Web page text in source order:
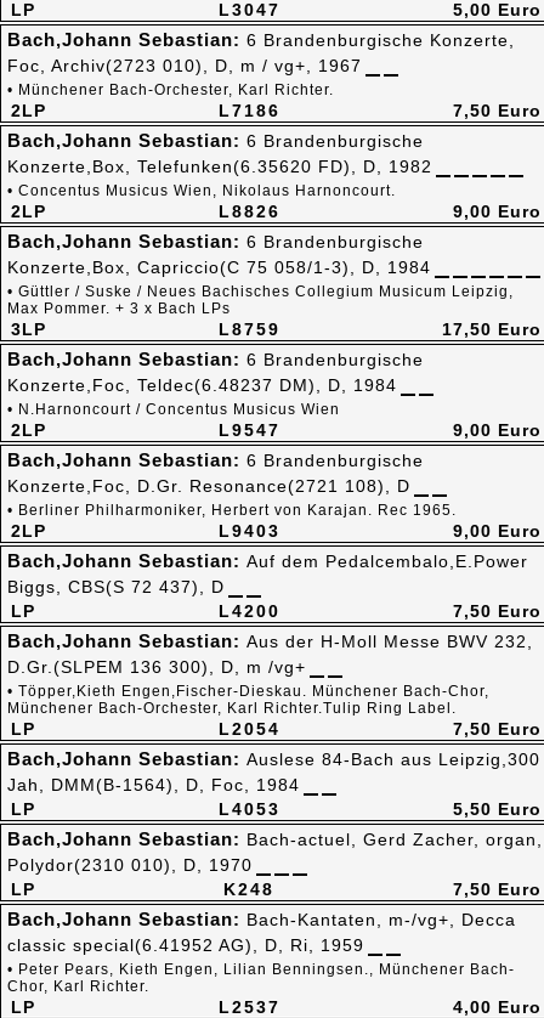
L3047
LP 5,00 Euro
L7186
2LP
Bach,Johann Sebastian: 6 Brandenburgische Konzerte,
Foc, Archiv(2723 010), D, m / vg+, 1967
• Münchener Bach-Orchester, Karl Richter.
7,50 Euro
L8826
2LP
Bach,Johann Sebastian: 6 Brandenburgische
Konzerte,Box, Telefunken(6.35620 FD), D, 1982
• Concentus Musicus Wien, Nikolaus Harnoncourt.
9,00 Euro
L8759
3LP
Bach,Johann Sebastian: 6 Brandenburgische
Konzerte,Box, Capriccio(C 75 058/1-3), D, 1984
• Güttler / Suske / Neues Bachisches Collegium Musicum Leipzig,
Max Pommer. + 3 x Bach LPs
17,50 Euro
L9547
2LP
Bach,Johann Sebastian: 6 Brandenburgische
Konzerte,Foc, Teldec(6.48237 DM), D, 1984
• N.Harnoncourt / Concentus Musicus Wien
9,00 Euro
L9403
2LP
Bach,Johann Sebastian: 6 Brandenburgische
Konzerte,Foc, D.Gr. Resonance(2721 108), D
• Berliner Philharmoniker, Herbert von Karajan. Rec 1965.
9,00 Euro
L4200
LP
Bach,Johann Sebastian: Auf dem Pedalcembalo,E.Power
Biggs, CBS(S 72 437), D
7,50 Euro
L2054
LP
Bach,Johann Sebastian: Aus der H-Moll Messe BWV 232,
D.Gr.(SLPEM 136 300), D, m /vg+
• Töpper,Kieth Engen,Fischer-Dieskau. Münchener Bach-Chor,
Münchener Bach-Orchester, Karl Richter.Tulip Ring Label.
7,50 Euro
L4053
LP
Bach,Johann Sebastian: Auslese 84-Bach aus Leipzig,300
Jah, DMM(B-1564), D, Foc, 1984
5,50 Euro
K248
LP
Bach,Johann Sebastian: Bach-actuel, Gerd Zacher, organ,
Polydor(2310 010), D, 1970
7,50 Euro
L2537
LP
Bach,Johann Sebastian: Bach-Kantaten, m-/vg+, Decca
classic special(6.41952 AG), D, Ri, 1959
• Peter Pears, Kieth Engen, Lilian Benningsen., Münchener Bach-
Chor, Karl Richter.
4,00 Euro